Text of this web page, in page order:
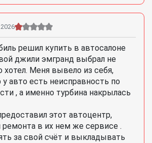
решил купить в автосалоне
джили эмгранд выбрал не
хотел. Меня вывело из себя,
у авто есть неисправность по
, а именно турбина накрылась
этот автоцентр,
ремонта в их нем же сервисе .
за свой счёт и выкладывать